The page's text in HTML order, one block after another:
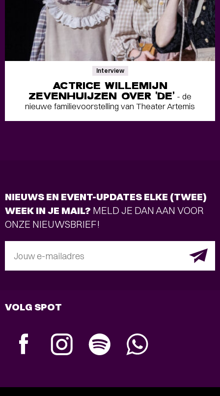
Interview
ACTRICE WILLEMIJN
ZEVENHUIJZEN OVER ‘DE’ - de
nieuwe familievoorstelling van Theater Artemis
NIEUWS EN EVENT-UPDATES ELKE (TWEE)
WEEK IN JE MAIL? MELD JE DAN AAN VOOR
ONZE NIEUWSBRIEF!
Jouw e-mailadres
VOLG SPOT